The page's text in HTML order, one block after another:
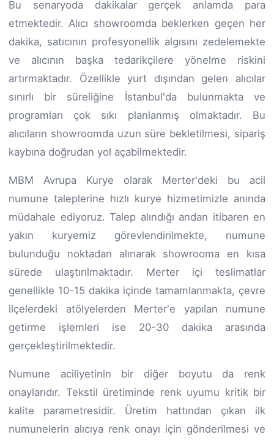
Bu senaryoda dakikalar gerçek anlamda para
etmektedir. Alıcı showroomda beklerken geçen her
dakika, satıcının profesyonellik algısını zedelemekte
ve alıcının başka tedarikçilere yönelme riskini
artırmaktadır. Özellikle yurt dışından gelen alıcılar
sınırlı bir süreliğine İstanbul'da bulunmakta ve
programları çok sıkı planlanmış olmaktadır. Bu
alıcıların showroomda uzun süre bekletilmesi, sipariş
kaybına doğrudan yol açabilmektedir.
MBM Avrupa Kurye olarak Merter'deki bu acil
numune taleplerine hızlı kurye hizmetimizle anında
müdahale ediyoruz. Talep alındığı andan itibaren en
yakın kuryemiz görevlendirilmekte, numune
bulunduğu noktadan alınarak showrooma en kısa
sürede ulaştırılmaktadır. Merter içi teslimatlar
genellikle 10-15 dakika içinde tamamlanmakta, çevre
ilçelerdeki atölyelerden Merter'e yapılan numune
getirme işlemleri ise 20-30 dakika arasında
gerçekleştirilmektedir.
Numune aciliyetinin bir diğer boyutu da renk
onaylarıdır. Tekstil üretiminde renk uyumu kritik bir
kalite parametresidir. Üretim hattından çıkan ilk
numunelerin alıcıya renk onayı için gönderilmesi ve